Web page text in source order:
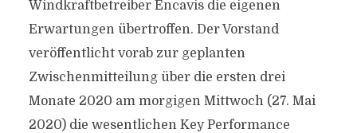
Windkraftbetreiber Encavis die eigenen
Erwartungen übertroffen. Der Vorstand
veröffentlicht vorab zur geplanten
Zwischenmitteilung über die ersten drei
Monate 2020 am morgigen Mittwoch (27. Mai
2020) die wesentlichen Key Performance